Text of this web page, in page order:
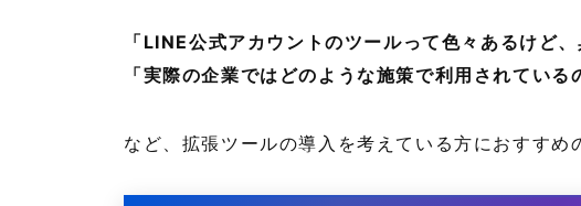
「LINE公式アカウントのツールって色々あるけど
「実際の企業ではどのような施策で利用されている
など、拡張ツールの導入を考えている方におすすめ